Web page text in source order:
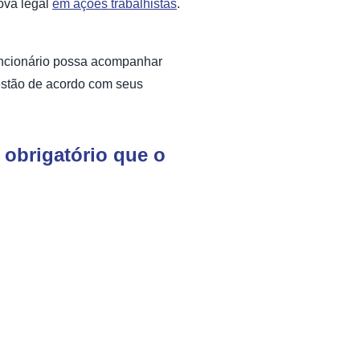
legal em ações trabalhistas.
possa acompanhar
de acordo com seus
obrigatório que o